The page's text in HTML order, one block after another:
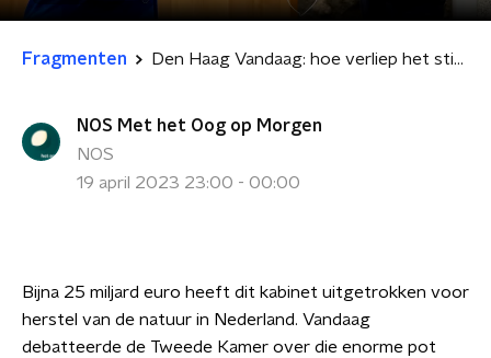
Fragmenten Den Haag Vandaag: hoe verliep het stikstofdebat?
NOS Met het Oog op Morgen
NOS
19 april 2023 23:00 - 00:00
Bijna 25 miljard euro heeft dit kabinet uitgetrokken voor
herstel van de natuur in Nederland. Vandaag
debatteerde de Tweede Kamer over die enorme pot